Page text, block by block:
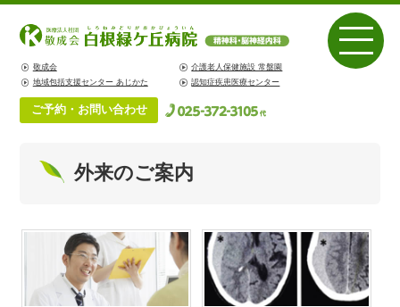
敬成会
介護老人保健施設 常盤園
地域包括支援センター あじかた
認知症疾患医療センター
ご予約・お問い合わせ
外来のご案内